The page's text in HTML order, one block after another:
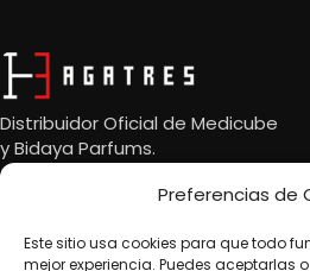
Preferencias de
Este sitio usa cookies para que todo
mejor experiencia. Puedes aceptarlas
Distribuidor Oficial de Medicube
yBidaya Parfums.